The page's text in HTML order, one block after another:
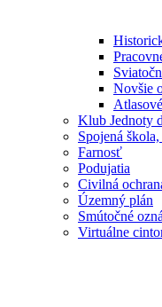
Novšie
Klub Jednoty
Spojená
Farnosť
Podujatia
Civilná
Územný plán
Smútočné
Virtuálne